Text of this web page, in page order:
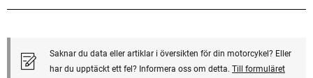
Saknar du data eller artiklar i översikten för din motorcykel? Eller
har du upptäckt ett fel? Informera oss om detta. Till formuläret